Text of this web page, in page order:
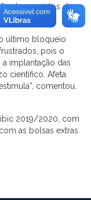
dos projetos de
último bloqueio
pois o
implantação das
científico. Afeta
comentou,
2019/2020, com
as bolsas extras.